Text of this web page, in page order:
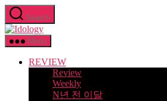
Skip
to
the
content
Search
Idology
Menu
REVIEW
Review
Weekly
N년 전 이달